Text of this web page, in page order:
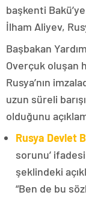
başkenti
İlham Aliyev,
Başbakan
Overçuk oluşan
Rusya’nın
uzun süreli
olduğunu
Rusya Devlet
sorunu’
şeklindeki
“Ben de bu